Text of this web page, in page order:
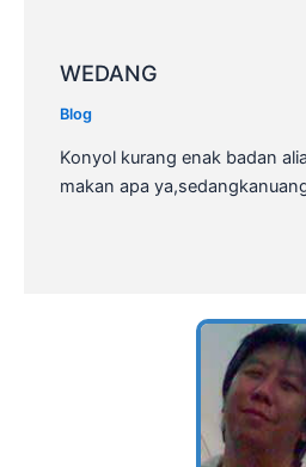
WEDANG
Blog
Konyol kurang enak badan
makan apa